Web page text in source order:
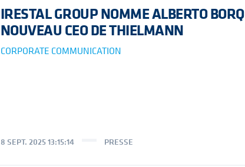
IRESTAL GROUP NOMME ALBERTO
NOUVEAU CEO DE THIELMANN
CORPORATE COMMUNICATION
8 SEPT. 2025 13:15:14 PRESSE